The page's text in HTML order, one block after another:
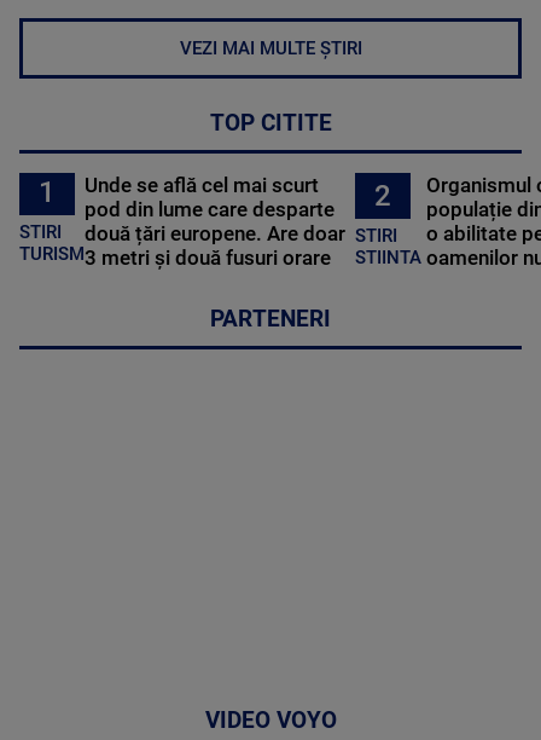
VEZI MAI MULTE ȘTIRI
TOP CITITE
1
STIRI
TURISM
Unde se află cel mai scurt
pod din lume care desparte
două țări europene. Are doar
3 metri și două fusuri orare
2
STIRI
STIINTA
Organismul
populație
o abilitate
oamenilor
PARTENERI
VIDEO VOYO